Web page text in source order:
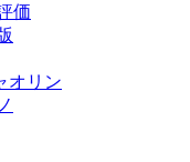
価
オリン